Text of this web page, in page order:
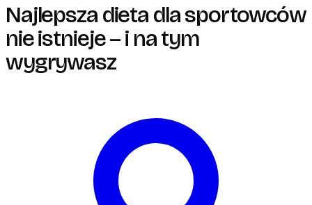
Najlepsza dieta dla sportowców
nie istnieje – i na tym
wygrywasz